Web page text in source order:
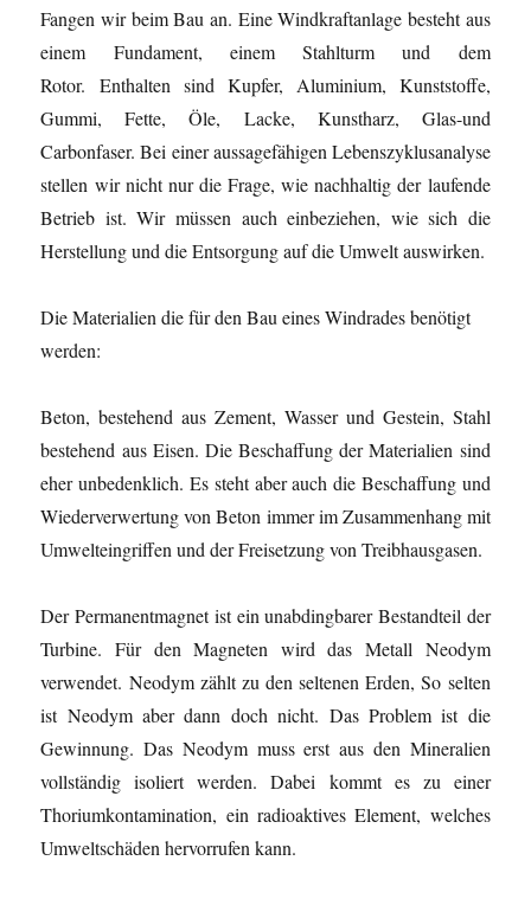
Fangen wir beim Bau an. Eine Windkraftanlage besteht aus
einem Fundament, einem Stahlturm und dem
Rotor. Enthalten sind Kupfer, Aluminium, Kunststoffe,
Gummi, Fette, Öle, Lacke, Kunstharz, Glas-und
Carbonfaser. Bei einer aussagefähigen Lebenszyklusanalyse
stellen wir nicht nur die Frage, wie nachhaltig der laufende
Betrieb ist. Wir müssen auch einbeziehen, wie sich die
Herstellung und die Entsorgung auf die Umwelt auswirken.
Die Materialien die für den Bau eines Windrades benötigt
werden:
Beton, bestehend aus Zement, Wasser und Gestein, Stahl
bestehend aus Eisen. Die Beschaffung der Materialien sind
eher unbedenklich. Es steht aber auch die Beschaffung und
Wiederverwertung von Beton immer im Zusammenhang mit
Umwelteingriffen und der Freisetzung von Treibhausgasen.
Der Permanentmagnet ist ein unabdingbarer Bestandteil der
Turbine. Für den Magneten wird das Metall Neodym
verwendet. Neodym zählt zu den seltenen Erden, So selten
ist Neodym aber dann doch nicht. Das Problem ist die
Gewinnung. Das Neodym muss erst aus den Mineralien
vollständig isoliert werden. Dabei kommt es zu einer
Thoriumkontamination, ein radioaktives Element, welches
Umweltschäden hervorrufen kann.